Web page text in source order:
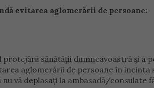
evitarea aglomerării de persoane:
sănătății dumneavoastră și a
aglomerării de persoane în
nu vă deplasați la ambasadă/consulate